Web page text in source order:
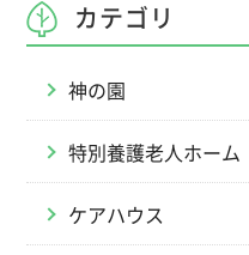
カテゴリ
神の園
特別養護老人ホーム
ケアハウス